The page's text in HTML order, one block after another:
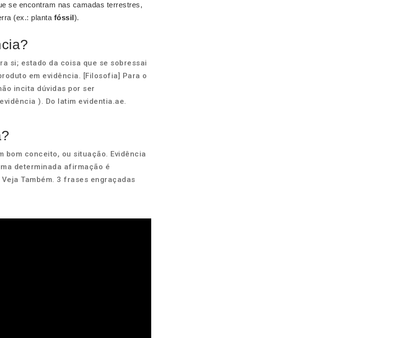
se encontram nas camadas terrestres,
(ex.: planta fóssil).
si; estado da coisa que se sobressai
em evidência. [Filosofia] Para o
incita dúvidas por ser
). Do latim evidentia.ae.
bom conceito, ou situação. Evidência
determinada afirmação é
Também. 3 frases engraçadas